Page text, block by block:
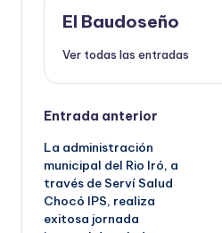
El Baudoseño
Ver todas las entradas
Navegación
de
entradas
Entrada anterior
La administración
municipal del Rio Iró, a
través de Serví Salud
Chocó IPS, realiza
exitosa jornada